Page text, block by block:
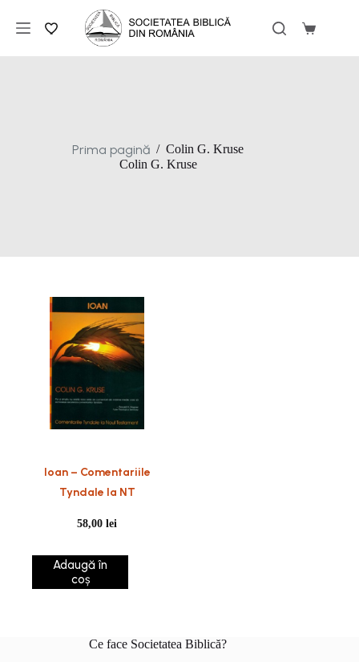
conținut
Coș
Prima pagină / Colin G. Kruse
Colin G. Kruse
Ioan – Comentariile
Tyndale la NT
58,00lei
Adaugă în
coș
Ce face Societatea Biblică?